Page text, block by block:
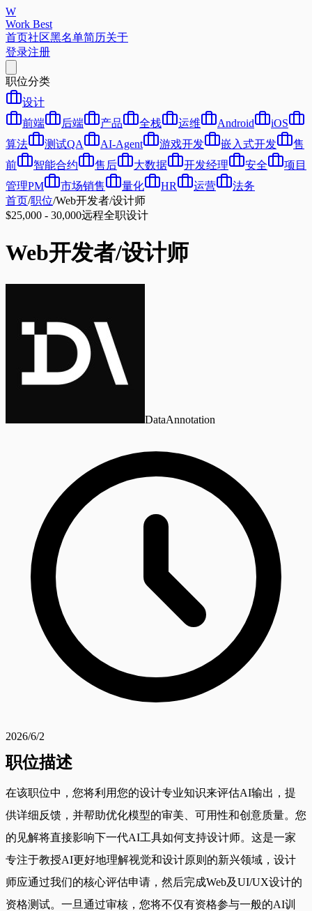
W
Work Best
首页社区黑名单简历关于
登录注册
职位分类
设计
前端
后端 产品 全栈 运维 Android
iOS
算法
测试QA AI-Agent 游戏开发 嵌入式开发
售
前
智能合约 售后 大数据 开发经理 安全
项目
管理PM
市场销售 量化 HR 运营
法务
首页/职位/Web开发者/设计师
$25,000 - 30,000远程全职设计
Web开发者/设计师
DataAnnotation
2026/6/2
职位描述
在该职位中，您将利用您的设计专业知识来评估AI输出，提
供详细反馈，并帮助优化模型的审美、可用性和创意质量。您
的见解将直接影响下一代AI工具如何支持设计师。这是一家
专注于教授AI更好地理解视觉和设计原则的新兴领域，设计
师应通过我们的核心评估申请，然后完成Web及UI/UX设计的
资格测试。一旦通过审核，您将不仅有资格参与一般的AI训